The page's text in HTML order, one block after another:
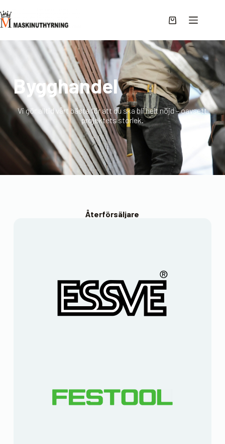
Bygghandel
Vi gör alltid vårt bästa för att du ska bli helt nöjd – oavsett
projektets storlek.
Återförsäljare